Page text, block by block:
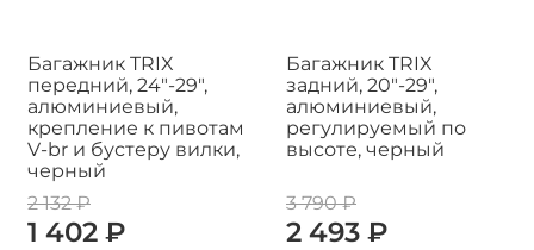
Багажник TRIX
передний, 24"-29",
алюминиевый,
крепление к пивотам
V-br и бустеру вилки,
черный
2 132 ₽
1 402 ₽
Багажник TRIX
задний, 20"-29",
алюминиевый,
регулируемый по
высоте, черный
3 790 ₽
2 493 ₽